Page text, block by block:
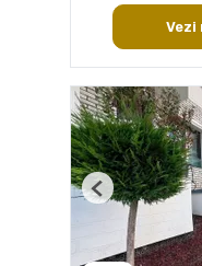
Vezi
Previous